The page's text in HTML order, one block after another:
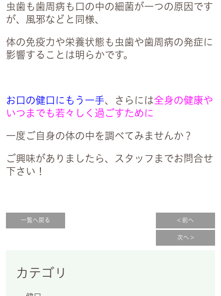
虫歯も歯周病も口の中の細菌が一つの原因です
が、風邪などと同様、
体の免疫力や栄養状態も虫歯や歯周病の発症に
影響することは明らかです。
お口の健口にもう一手、さらには全身の健康や
いつまでも若々しく過ごすために
一度ご自身の体の中を調べてみませんか？
ご興味がありましたら、スタッフまでお問合せ
下さい！
一覧へ戻る < 前へ
次へ >
カテゴリ